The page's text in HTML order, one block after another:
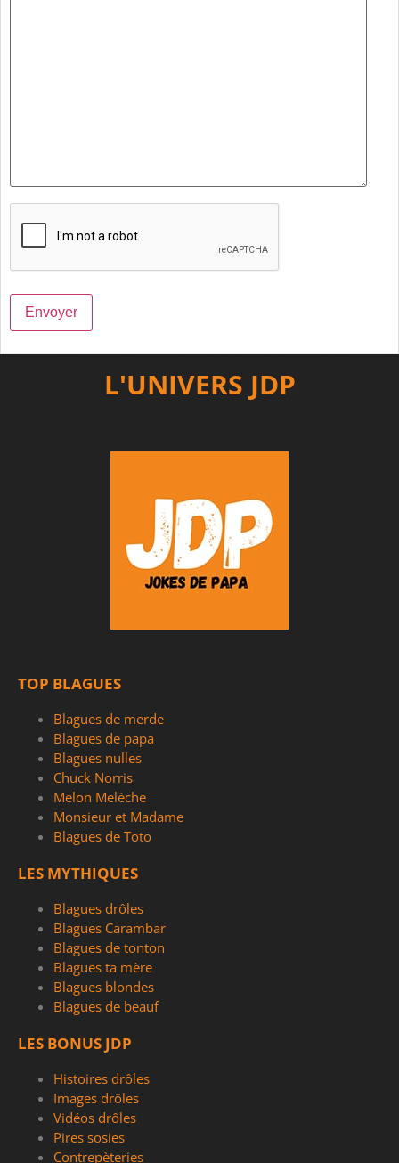
L'UNIVERS JDP
TOP BLAGUES
Blagues de merde
Blagues de papa
Blagues nulles
Chuck Norris
Melon Melèche
Monsieur et Madame
Blagues de Toto
LES MYTHIQUES
Blagues drôles
Blagues Carambar
Blagues de tonton
Blagues ta mère
Blagues blondes
Blagues de beauf
LES BONUS JDP
Histoires drôles
Images drôles
Vidéos drôles
Pires sosies
Contrepèteries